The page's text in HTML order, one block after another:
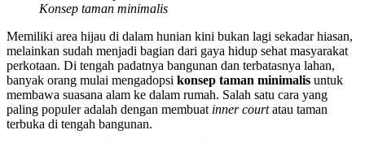
Konsep taman minimalis
Memiliki area hijau di dalam hunian kini bukan lagi sekadar hiasan,
melainkan sudah menjadi bagian dari gaya hidup sehat masyarakat
perkotaan. Di tengah padatnya bangunan dan terbatasnya lahan,
banyak orang mulai mengadopsi konsep taman minimalis untuk
membawa suasana alam ke dalam rumah. Salah satu cara yang
paling populer adalah dengan membuat inner courtatau taman
terbuka di tengah bangunan.